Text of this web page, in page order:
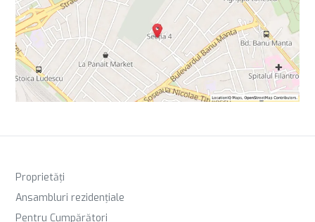
Proprietăți
Ansambluri rezidențiale
Pentru Cumpărători